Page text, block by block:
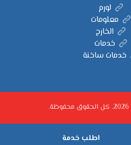
لورم
معلومات
الخارج
خدمات
خدمات ساخنة
اطلب خدمة